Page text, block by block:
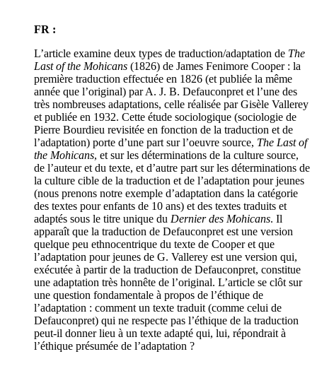
FR :
L’article examine deux types de traduction/adaptation de The
Last of the Mohicans (1826) de James Fenimore Cooper : la
première traduction effectuée en 1826 (et publiée la même
année que l’original) par A. J. B. Defauconpret et l’une des
très nombreuses adaptations, celle réalisée par Gisèle Vallerey
et publiée en 1932. Cette étude sociologique (sociologie de
Pierre Bourdieu revisitée en fonction de la traduction et de
l’adaptation) porte d’une part sur l’oeuvre source, The Last of
the Mohicans, et sur les déterminations de la culture source,
de l’auteur et du texte, et d’autre part sur les déterminations de
la culture cible de la traduction et de l’adaptation pour jeunes
(nous prenons notre exemple d’adaptation dans la catégorie
des textes pour enfants de 10 ans) et des textes traduits et
adaptés sous le titre unique du Dernier des Mohicans. Il
apparaît que la traduction de Defauconpret est une version
quelque peu ethnocentrique du texte de Cooper et que
l’adaptation pour jeunes de G. Vallerey est une version qui,
exécutée à partir de la traduction de Defauconpret, constitue
une adaptation très honnête de l’original. L’article se clôt sur
une question fondamentale à propos de l’éthique de
l’adaptation : comment un texte traduit (comme celui de
Defauconpret) qui ne respecte pas l’éthique de la traduction
peut-il donner lieu à un texte adapté qui, lui, répondrait à
l’éthique présumée de l’adaptation ?